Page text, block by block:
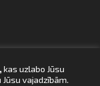
Igaunija
kas uzlabo Jūsu
vajadzībām.